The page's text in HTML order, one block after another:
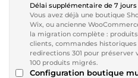
Délai supplémentaire de 7 jours
Vous avez déjà une boutique
Wix, ou ancienne
la migration complète :
clients, commandes historiques
redirections 301 pour préserver
100 produits migrés.
Configuration boutique